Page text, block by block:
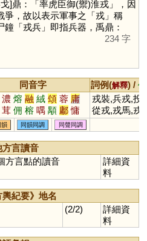
]鼎：「率虎臣御(禦)淮戎」，因
爭，故以表示軍事之「戎」稱
「戎兵」即指兵器，禹鼎：
234 字
同音字 詞例(解釋) /
濃 熔 融 絨 頌 蓉 庸
茸 佣 榕 喁 顒 鄘 慵
狨 瑢 媶 茙 傛 羢 瀜
鷛 滽 嵱 嫆 嫞 駥 髶
烿 褣 肜 毧
戎裝,兵戎,投
從戎,戎馬,戎
機,蠻夷戎狄
韻 同韻同調 同聲同調
方言讀音
方言點的讀音
詳細資
料
輿紀要》地名
(2/2)
詳細資
料